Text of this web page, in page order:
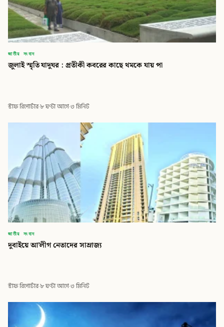
জাতীয় সংবাদ
জুলাই স্মৃতি যাদুঘর : প্রতীকী কবরের কাছে থমকে যায় পা
স্টাফ রিপোর্টার·৮ ঘণ্টা আগে·৩ মিনিট
জাতীয় সংবাদ
দুবাইয়ে আ’লীগ নেতাদের সাম্রাজ্য
স্টাফ রিপোর্টার·৮ ঘণ্টা আগে·৩ মিনিট